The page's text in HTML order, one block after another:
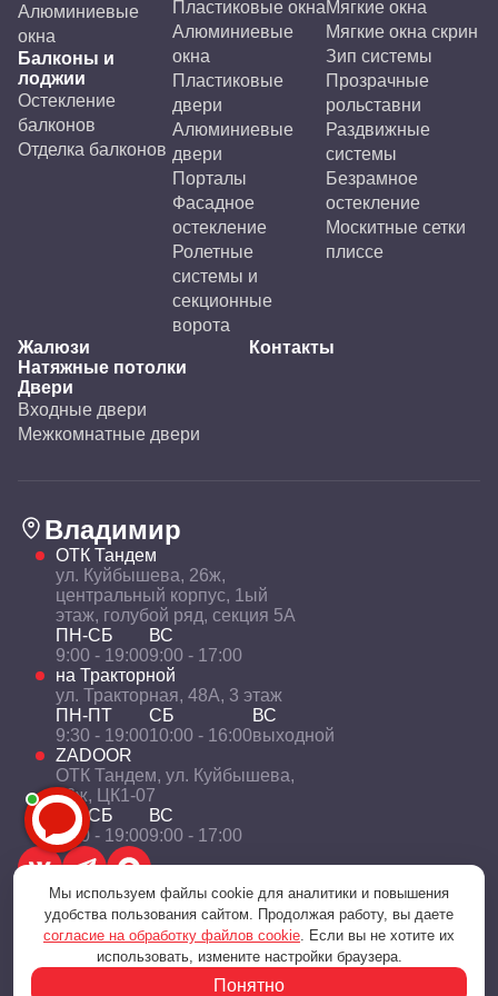
Алюминиевые
окна
Балконы и
лоджии
Остекление
балконов
Отделка балконов
Пластиковые окна
Алюминиевые
окна
Пластиковые
двери
Алюминиевые
двери
Порталы
Фасадное
остекление
Ролетные
системы и
секционные
ворота
Мягкие окна
Мягкие окна скрин
Зип системы
Прозрачные
рольставни
Раздвижные
системы
Безрамное
остекление
Москитные сетки
плиссе
Жалюзи
Натяжные потолки
Двери
Входные двери
Межкомнатные двери
Контакты
Владимир
ОТК Тандем
ул. Куйбышева, 26ж,
центральный корпус, 1ый
этаж, голубой ряд, секция 5А
ПН-СБ
9:00 - 19:00
ВС
9:00 - 17:00
на Тракторной
ул. Тракторная, 48А, 3 этаж
ПН-ПТ
9:30 - 19:00
СБ
10:00 - 16:00
ВС
выходной
ZADOOR
ОТК Тандем, ул. Куйбышева,
26ж, ЦК1-07
ПН-СБ
9:00 - 19:00
ВС
9:00 - 17:00
Политика конфиденциальности
© 2001 — 2026 «Технологии уюта и комфорта»
Разработка и поддержка - Цифровое агентство BitWeb
Мы используем файлы cookie для аналитики и повышения
удобства пользования сайтом. Продолжая работу, вы даете
согласие на обработку файлов cookie. Если вы не хотите их
использовать, измените настройки браузера.
Понятно